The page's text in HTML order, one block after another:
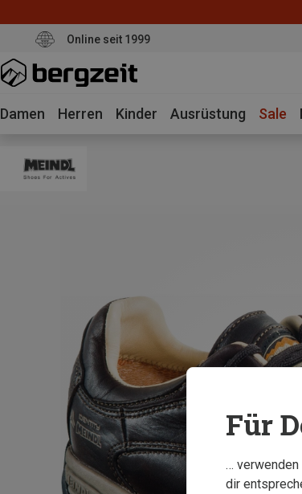
Online seit 1999
Damen Herren Kinder Ausrüstung Sale
Für
… verwenden
dir